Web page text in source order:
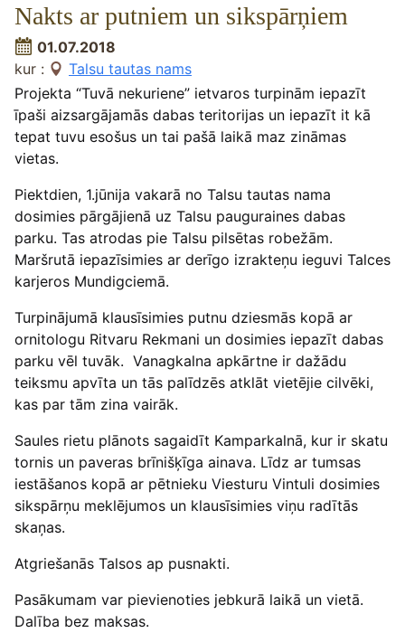
Nakts ar putniem un sikspārņiem
01.07.2018
kur :
Talsu tautas nams
Projekta “Tuvā nekuriene” ietvaros turpinām iepazīt
īpaši aizsargājamās dabas teritorijas un iepazīt it kā
tepat tuvu esošus un tai pašā laikā maz zināmas
vietas.
Piektdien, 1.jūnija vakarā no Talsu tautas nama
dosimies pārgājienā uz Talsu pauguraines dabas
parku. Tas atrodas pie Talsu pilsētas robežām.
Maršrutā iepazīsimies ar derīgo izrakteņu ieguvi Talces
karjeros Mundigciemā.
Turpinājumā klausīsimies putnu dziesmās kopā ar
ornitologu Ritvaru Rekmani un dosimies iepazīt dabas
parku vēl tuvāk. Vanagkalna apkārtne ir dažādu
teiksmu apvīta un tās palīdzēs atklāt vietējie cilvēki,
kas par tām zina vairāk.
Saules rietu plānots sagaidīt Kamparkalnā, kur ir skatu
tornis un paveras brīnišķīga ainava. Līdz ar tumsas
iestāšanos kopā ar pētnieku Viesturu Vintuli dosimies
sikspārņu meklējumos un klausīsimies viņu radītās
skaņas.
Atgriešanās Talsos ap pusnakti.
Pasākumam var pievienoties jebkurā laikā un vietā.
Dalība bez maksas.